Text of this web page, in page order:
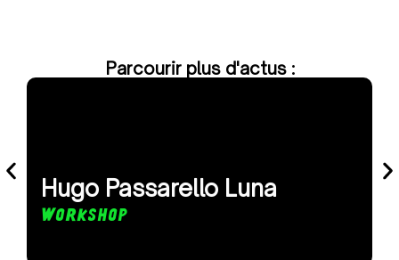
Parcourir plus d'actus :
Hugo Passarello Luna
Workshop